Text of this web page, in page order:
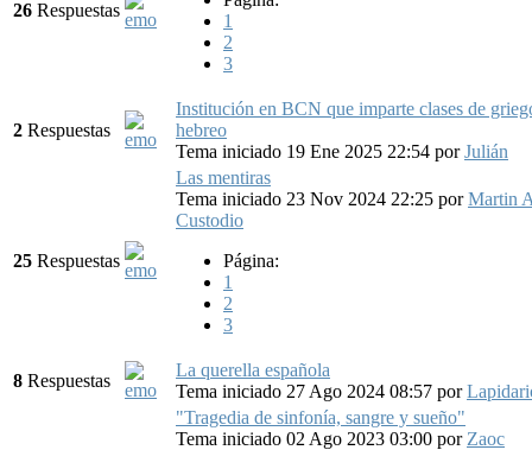
26 Respuestas
1
2
3
2 Respuestas
Institución en BCN que imparte clases de
hebreo
Tema iniciado 19 Ene 2025 22:54 porJulián
25 Respuestas
Las mentiras
Tema iniciado 23 Nov 2024 22:25 porMartin
Custodio
Página:
1
2
3
8 Respuestas
La querella española
Tema iniciado 27 Ago 2024 08:57 por
"Tragedia de sinfonía, sangre y sueño"
Tema iniciado 02 Ago 2023 03:00 por Zaoc